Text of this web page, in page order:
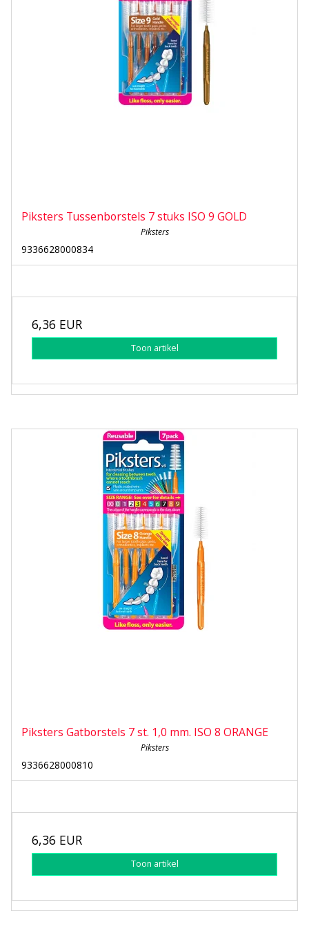
Piksters Tussenborstels 7 stuks ISO 9 GOLD
Piksters
9336628000834
6,36 EUR
Toon artikel
Piksters Gatborstels 7 st. 1,0 mm. ISO 8 ORANGE
Piksters
9336628000810
6,36 EUR
Toon artikel